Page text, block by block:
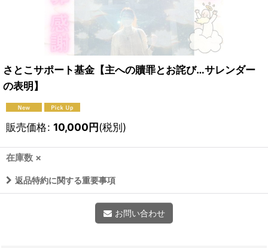
さとこサポート基金【主への贖罪とお詫び…サレンダー
の表明】
販売価格: 10,000円(税別)
在庫数 ×
返品特約に関する重要事項
お問い合わせ